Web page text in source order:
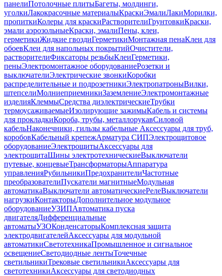
панелиПотолочные плитыБагеты, молдинги,
уголкиЛакокрасочные материалыКраскиЭмалиЛакиМорилки,
пропиткиКолеры для краскиРастворителиГрунтовкиКраски,
эмали аэрозольныеКраски, эмалиПены, клеи,
герметикиЖидкие гвоздиГерметикиМонтажная пенаКлеи для
обоевКлеи для напольных покрытийОчистители,
растворителиФиксаторы резьбыКлеиГерметики,
пеныЭлектромонтажное оборудованиеРозетки и
выключателиЭлектрические звонкиКоробки
распределительные и подрозетникиЭлектропатроныВилки,
штепселиМолниеприемникиЗаземлениеЭлектромонтажные
изделияКлеммыСредства диэлектрическиеТрубки
термоусаживаемыеИзолирующие зажимыКабель и системы
для прокладкиКороба, трубы, металлорукавСиловой
кабельНаконечники, гильзы кабельные Аксессуары для труб,
коробовКабельный крепежАрматура СИПЭлектрощитовое
оборудованиеЭлектрощитыАксессуары для
электрощитаШины электротехническиеВыключатели
путевые, концевыеТрансформаторыАппаратура
управленияРубильникиПредохранителиЧастотные
преобразователиПускатели магнитныеМодульная
автоматикаВыключатели автоматическиеРелеВыключатели
нагрузкиКонтакторыДополнительное модульное
оборудованиеУЗИПАвтоматика пуска
двигателяДифференциальные
автоматыУЗОКонденсаторыКомплексная защита
электродвигателейАксессуары для модульной
автоматикиСветотехникаПромышленное и сигнальное
освещениеСветодиодные лентыТочечные
светильникиТрековые светильникиАксессуары для
светотехникиАксессуары для светодиодных